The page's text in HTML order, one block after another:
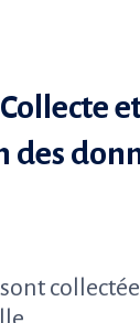
des